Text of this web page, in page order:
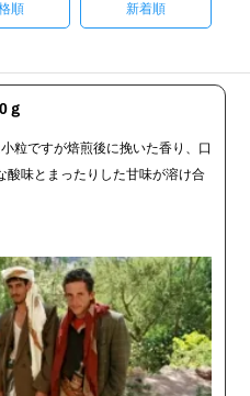
順 新着順
ｇ
粒ですが焙煎後に挽いた香り、口
酸味とまったりした甘味が溶け合